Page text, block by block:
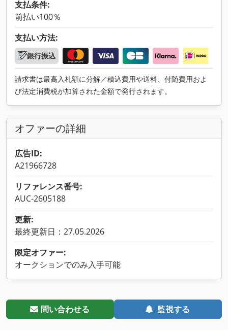
支払条件:
前払い100％
支払い方法:
銀行振込
請求書は最高入札額に分解／積込費用や送料、付随費用およ
び法定消費税が加算された金額で発行されます。
オファーの詳細
広告ID:
A21966728
リファレンス番号:
AUC-2605188
更新:
最終更新日：27.05.2026
限定オファー:
オークションでのみ入手可能
問い合わせる 監視する